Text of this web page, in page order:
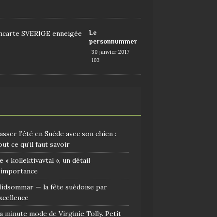
Le
personnummer
30 janvier 2017
103
l’été en Suède avec son chien :
ce qu’il faut savoir
« kollektivavtal », un détail
— la fête suédoise par
minute mode de Virginie Tolly. Petit